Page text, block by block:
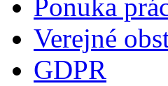
Ponuka
Verejné
GDPR